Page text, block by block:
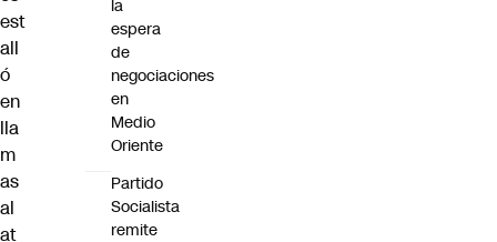
est
all
ó
en
lla
m
as
al
at
la
espera
de
negociaciones
en
Medio
Oriente
Partido
Socialista
remite